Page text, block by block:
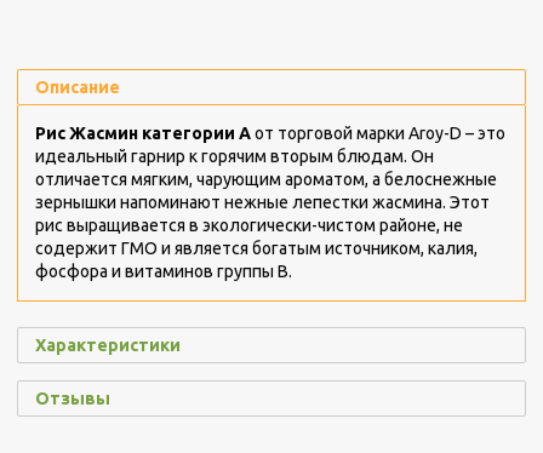
Описание
Рис Жасмин категории Аот торговой марки Aroy-D – это
идеальный гарнир к горячим вторым блюдам. Он
отличается мягким, чарующим ароматом, а белоснежные
зернышки напоминают нежные лепестки жасмина. Этот
рис выращивается в экологически-чистом районе, не
содержит ГМО и является богатым источником, калия,
фосфора и витаминов группы В.
Характеристики
Отзывы